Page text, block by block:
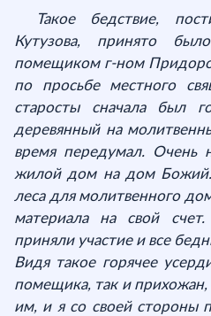
Такое бедствие,
Кутузова, принято
помещиком г-ном
по просьбе местного
старосты сначала был
деревянный на
время передумал. Очень
жилой дом на дом
леса для молитвенного
материала на свой
приняли участие и все
Видя такое горячее
помещика, так и прихожан,
им, и я со своей стороны